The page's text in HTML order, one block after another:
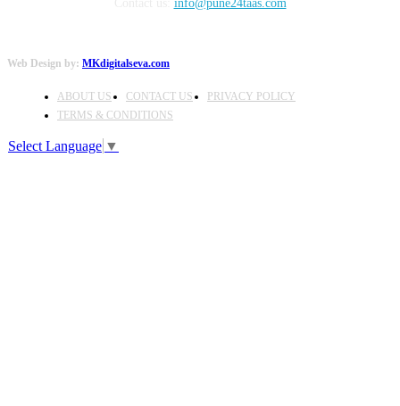
info@pune24taas.com
Web Design by: MKdigitalseva.com
ABOUT US CONTACT US
PRIVACY POLICY
TERMS & CONDITIONS
Select Language ▼